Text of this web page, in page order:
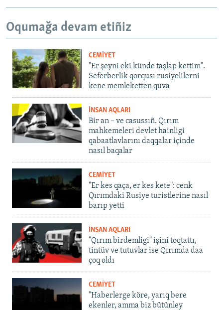
Oqumağa devam etiñiz
CEMİYET
"Er şeyni eki künde taşlap kettim".
Seferberlik qorqusı rusiyelilerni
kene memleketten quva
İNSAN AQLARI
Bir an – ve casussıñ. Qırım
mahkemeleri devlet hainligi
qabaatlavlarını daqqalar içinde
nasıl baqalar
CEMİYET
"Er kes qaça, er kes kete": cenk
Qırımdaki Rusiye turistlerine nasıl
barıp yetti
İNSAN AQLARI
"Qırım birdemligi" işini toqtattı,
tintüv ve tutuvlar ise Qırımda daa
çoq oldı
CEMİYET
"Haberlerge köre, yarıq bere
ekenler, amma biz bütünley